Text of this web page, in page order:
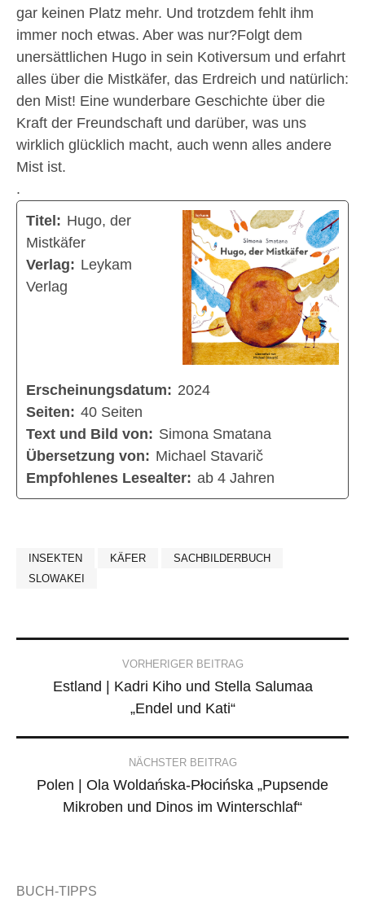
gar keinen Platz mehr. Und trotzdem fehlt ihm
immer noch etwas. Aber was nur?Folgt dem
unersättlichen Hugo in sein Kotiversum und erfahrt
alles über die Mistkäfer, das Erdreich und natürlich:
den Mist! Eine wunderbare Geschichte über die
Kraft der Freundschaft und darüber, was uns
wirklich glücklich macht, auch wenn alles andere
Mist ist.
.
Titel: Hugo, der
Mistkäfer
Verlag: Leykam
Verlag
Erscheinungsdatum: 2024
Seiten: 40 Seiten
Text und Bild von: Simona Smatana
Übersetzung von: Michael Stavarič
Empfohlenes Lesealter: ab 4 Jahren
INSEKTEN KÄFER
SACHBILDERBUCH
SLOWAKEI
navigation
VORHERIGER BEITRAG
Estland | Kadri Kiho und Stella Salumaa
„Endel und Kati“
NÄCHSTER BEITRAG
Polen | Ola Woldańska-Płocińska „Pupsende
Mikroben und Dinos im Winterschlaf“
BUCH-TIPPS